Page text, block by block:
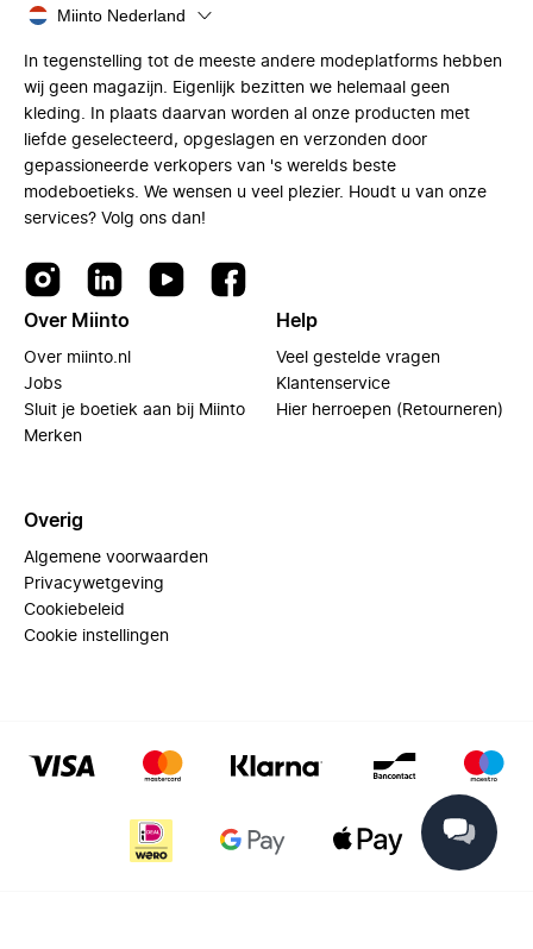
Miinto Nederland
In tegenstelling tot de meeste andere modeplatforms hebben
wij geen magazijn. Eigenlijk bezitten we helemaal geen
kleding. In plaats daarvan worden al onze producten met
liefde geselecteerd, opgeslagen en verzonden door
gepassioneerde verkopers van 's werelds beste
modeboetieks. We wensen u veel plezier. Houdt u van onze
services? Volg ons dan!
Over Miinto
Over miinto.nl
Jobs
Sluit je boetiek aan bij Miinto
Merken
Help
Veel gestelde vragen
Klantenservice
Hier herroepen (Retourneren)
Overig
Algemene voorwaarden
Privacywetgeving
Cookiebeleid
Cookie instellingen